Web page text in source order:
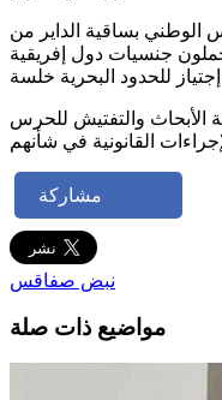
الوطني بساقية الداير من
12 شخصا ( يحملون جنسيات دول إفريقية
الأبحاث والتفتيش للحرس
مشاركة
نبض صفاقس
مواضيع ذات صلة